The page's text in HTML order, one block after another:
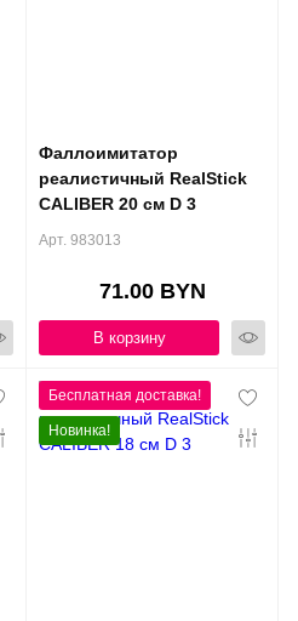
Фаллоимитатор
реалистичный RealStick
CALIBER 20 см D 3
Арт. 983013
71.00 BYN
В корзину
Новинка!